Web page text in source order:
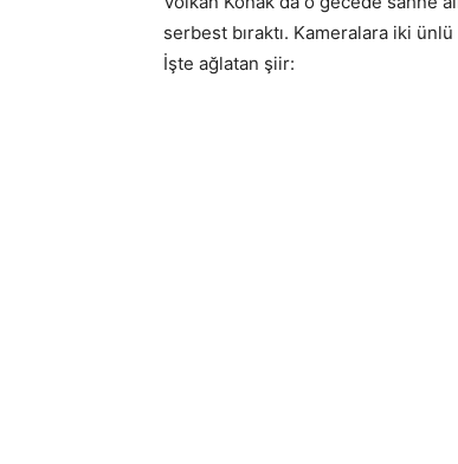
serbest bıraktı. Kameralara iki
İşte ağlatan şiir: